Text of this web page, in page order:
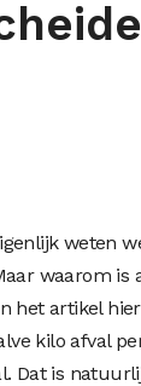
weten
waarom is
het artikel
kilo afval
Dat is